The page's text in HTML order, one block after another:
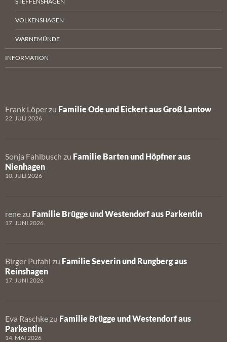
VOLKENSHAGEN
WARNEMÜNDE
INFORMATION
Frank Löper zu Familie Ode und Eickert aus Groß Lantow
22. JULI 2026
Sonja Fahlbusch zu Familie Barten und Höpfner aus
Nienhagen
10. JULI 2026
rene zu Familie Brügge und Westendorf aus Parkentin
17. JUNI 2026
Birger Pufahl zu Familie Severin und Rungberg aus
Reinshagen
17. JUNI 2026
Eva Raschke zu Familie Brügge und Westendorf aus
Parkentin
14. MAI 2026